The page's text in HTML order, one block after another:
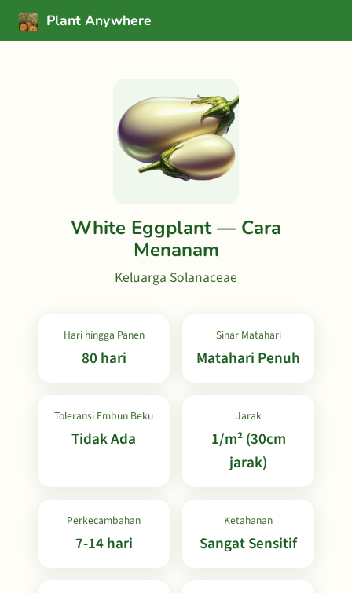
Plant Anywhere
White Eggplant — Cara
Menanam
Keluarga Solanaceae
Hari hingga Panen
80 hari
Sinar Matahari
Matahari Penuh
Toleransi Embun Beku
Tidak Ada
Jarak
1/m² (30cm
jarak)
Perkecambahan
7-14 hari
Ketahanan
Sangat Sensitif